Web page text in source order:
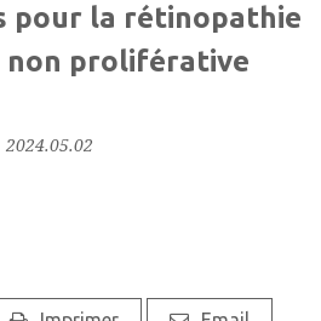
pour la rétinopathie
non proliférative
2024.05.02